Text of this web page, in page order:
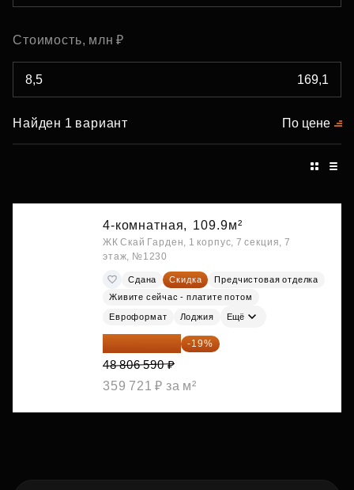
Стоимость, млн ₽
Найден 1 вариант По цене
4-комнатная, 109.9м²
ЖК Скай Гарден, 1 корпус, 7 секция, 7
этаж, №1230
Сдана Скидка
Предчистовая отделка
Живите сейчас - платите потом
Евроформат Лоджия Ещё
39 533 338 ₽ -19%
48 806 590 ₽
359 721 ₽ за м²